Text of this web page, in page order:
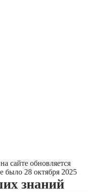
сайте обновляется
было 28 октября 2025
знаний